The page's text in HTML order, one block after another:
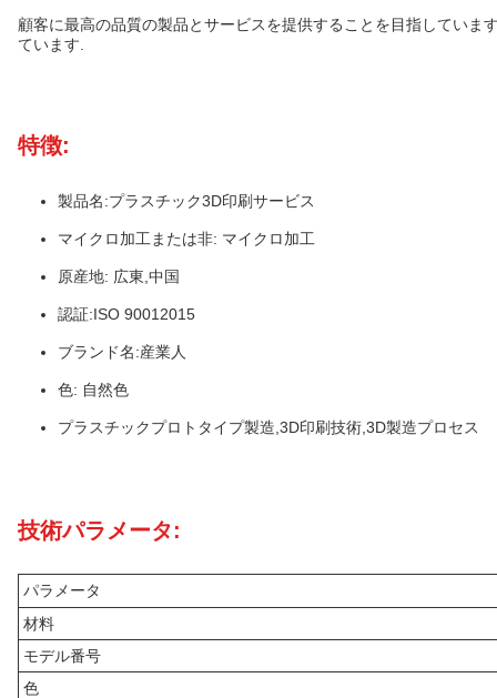
顧客に最高の品質の製品とサービスを提供することを目指してい
ています.
特徴:
製品名:プラスチック3D印刷サービス
マイクロ加工または非: マイクロ加工
原産地: 広東,中国
認証:ISO 90012015
ブランド名:産業人
色: 自然色
プラスチックプロトタイプ製造,3D印刷技術,3D製造プロセス
技術パラメータ:
パラメータ
材料
モデル番号
色